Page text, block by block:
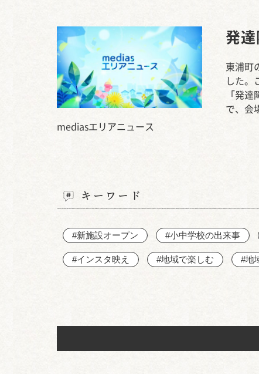
mediasエリアニュース
発
東浦町
した。
「発
で、会
キーワード
#新施設オープン #小中学校の出来事
#インスタ映え #地域で楽しむ #地